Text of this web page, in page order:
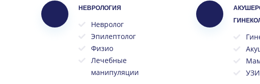
НЕВРОЛОГИЯ
Невролог
Эпилептолог
Физио
Лечебные
манипуляции
УЗИ